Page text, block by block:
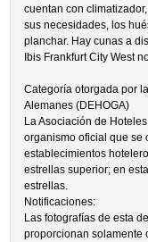
cuentan con
sus necesidades, los
planchar. Hay cunas a
Ibis Frankfurt City West
Categoría otorgada por
Alemanes (DEHOGA)
La Asociación de
organismo oficial que se
establecimientos
estrellas superior; en
estrellas.
Notificaciones:
Las fotografías de esta
proporcionan solamente